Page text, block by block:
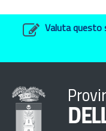
Valuta questo